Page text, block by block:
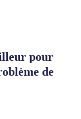
pour
de